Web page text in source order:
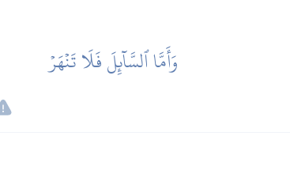
وَأَمَّا ٱلسَّآئِلَ فَلَا تَنۡهَرۡ